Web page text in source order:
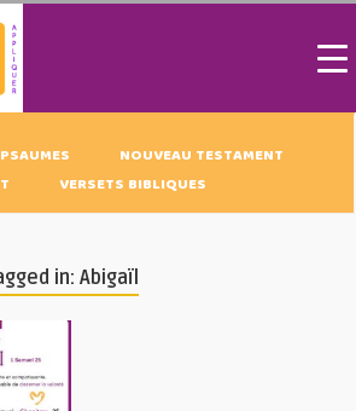
PSAUMES
NOUVEAU TESTAMENT
VERSETS BIBLIQUES
in: Abigaïl